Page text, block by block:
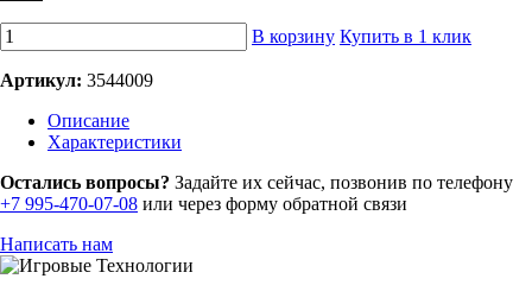
В корзину Купить в 1 клик
Артикул: 3544009
Описание
Характеристики
Остались вопросы? Задайте их сейчас, позвонив по телефону
+7 995-470-07-08 или через форму обратной связи
Написать нам